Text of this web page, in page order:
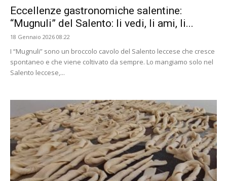
Eccellenze gastronomiche salentine:
“Mugnuli” del Salento: li vedi, li ami, li...
18 Gennaio 2026 08:22
I “Mugnuli” sono un broccolo cavolo del Salento leccese che cresce
spontaneo e che viene coltivato da sempre. Lo mangiamo solo nel
Salento leccese,...